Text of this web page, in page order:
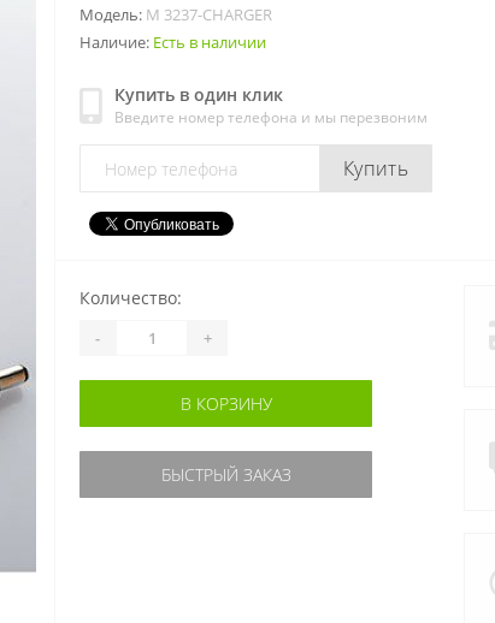
Модель: M 3237-CHARGER
Наличие: Есть в наличии
Купить в один клик
Введите номер телефона и мы перезвоним
Купить
Количество:
- +
В КОРЗИНУ
БЫСТРЫЙ ЗАКАЗ